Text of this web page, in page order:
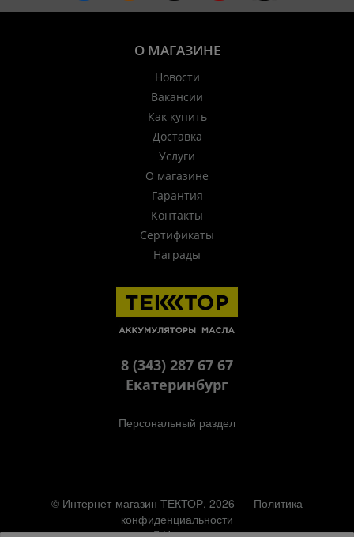
О МАГАЗИНЕ
Новости
Вакансии
Как купить
Доставка
Услуги
О магазине
Гарантия
Контакты
Сертификаты
Награды
8 (343) 287 67 67
Екатеринбург
Персональный раздел
© Интернет-магазин ТЕКТОР, 2026
Политика
конфиденциальности